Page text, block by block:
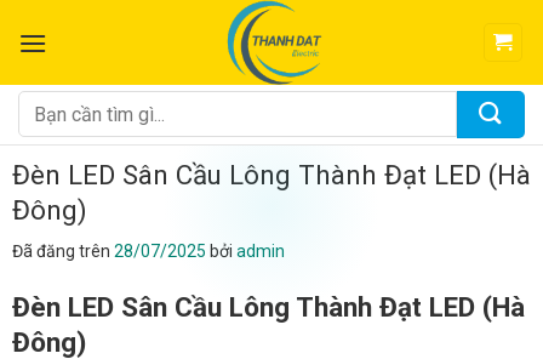
đến
dung
Tìm
kiếm:
Đèn LED Sân Cầu Lông Thành Đạt LED (Hà
Đông)
Đã đăng trên 28/07/2025 bởi admin
Đèn LED Sân Cầu Lông Thành Đạt LED (Hà
Đông)